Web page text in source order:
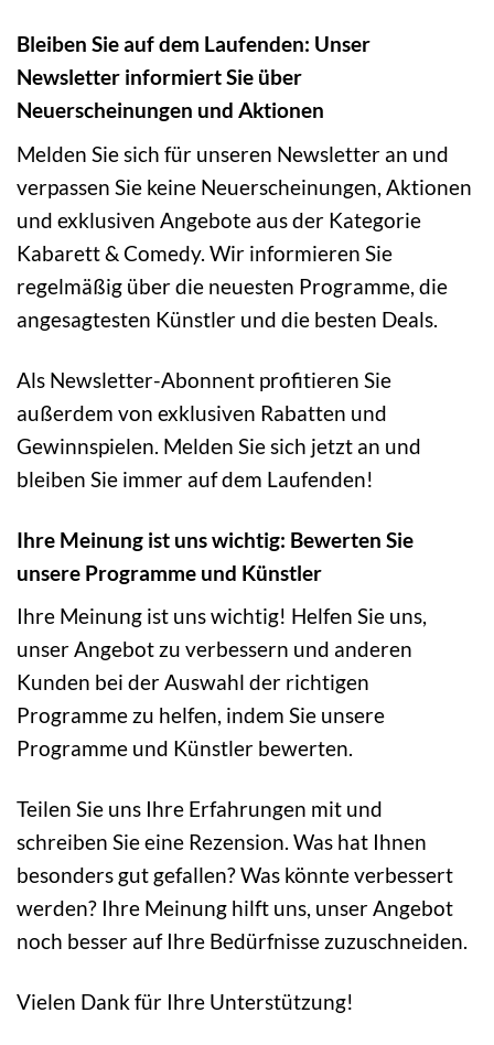
Bleiben Sie auf dem Laufenden: Unser
Newsletter informiert Sie über
Neuerscheinungen und Aktionen
Melden Sie sich für unseren Newsletter an und
verpassen Sie keine Neuerscheinungen, Aktionen
und exklusiven Angebote aus der Kategorie
Kabarett & Comedy. Wir informieren Sie
regelmäßig über die neuesten Programme, die
angesagtesten Künstler und die besten Deals.
Als Newsletter-Abonnent profitieren Sie
außerdem von exklusiven Rabatten und
Gewinnspielen. Melden Sie sich jetzt an und
bleiben Sie immer auf dem Laufenden!
Ihre Meinung ist uns wichtig: Bewerten Sie
unsere Programme und Künstler
Ihre Meinung ist uns wichtig! Helfen Sie uns,
unser Angebot zu verbessern und anderen
Kunden bei der Auswahl der richtigen
Programme zu helfen, indem Sie unsere
Programme und Künstler bewerten.
Teilen Sie uns Ihre Erfahrungen mit und
schreiben Sie eine Rezension. Was hat Ihnen
besonders gut gefallen? Was könnte verbessert
werden? Ihre Meinung hilft uns, unser Angebot
noch besser auf Ihre Bedürfnisse zuzuschneiden.
Vielen Dank für Ihre Unterstützung!